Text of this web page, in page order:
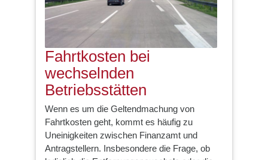
Fahrtkosten bei
wechselnden
Betriebsstätten
Wenn es um die Geltendmachung von
Fahrtkosten geht, kommt es häufig zu
Uneinigkeiten zwischen Finanzamt und
Antragstellern. Insbesondere die Frage, ob